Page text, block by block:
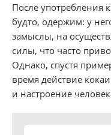
После употребления
будто, одержим: у
замыслы, на
силы, что часто
Однако, спустя
время действие
и настроение